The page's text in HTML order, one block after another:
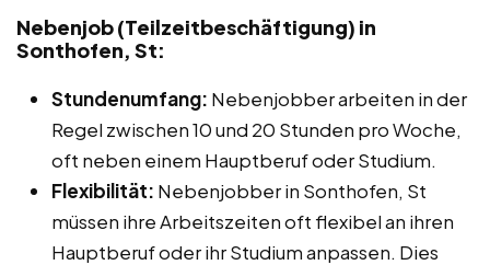
Nebenjob (Teilzeitbeschäftigung) in
Sonthofen, St:
Stundenumfang: Nebenjobber arbeiten in der
Regel zwischen 10 und 20 Stunden pro Woche,
oft neben einem Hauptberuf oder Studium.
Flexibilität: Nebenjobber in Sonthofen, St
müssen ihre Arbeitszeiten oft flexibel an ihren
Hauptberuf oder ihr Studium anpassen. Dies